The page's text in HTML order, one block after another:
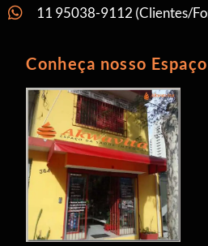
11 95038-9112 (Clientes/
Conheça nosso Espaço